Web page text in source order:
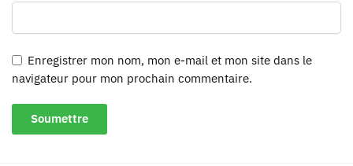
Enregistrer mon nom, mon e-mail et mon site dans le
navigateur pour mon prochain commentaire.